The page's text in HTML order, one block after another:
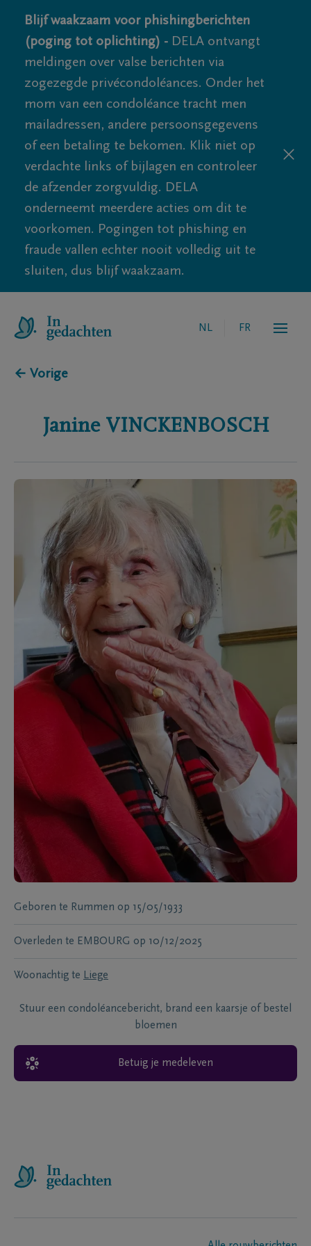
Blijf waakzaam voor phishingberichten
(poging tot oplichting) - DELA ontvangt
meldingen over valse berichten via
zogezegde privécondoléances. Onder het
mom van een condoléance tracht men
mailadressen, andere persoonsgegevens
of een betaling te bekomen. Klik niet op
verdachte links of bijlagen en controleer
de afzender zorgvuldig. DELA
onderneemt meerdere acties om dit te
voorkomen. Pogingen tot phishing en
fraude vallen echter nooit volledig uit te
sluiten, dus blijf waakzaam.
NL FR
← Vorige
Janine VINCKENBOSCH
Geboren te Rummen op 15/05/1933
Overleden te EMBOURG op 10/12/2025
Woonachtig te Liege
Stuur een condoléancebericht, brand een kaarsje of bestel
bloemen
Betuig je medeleven